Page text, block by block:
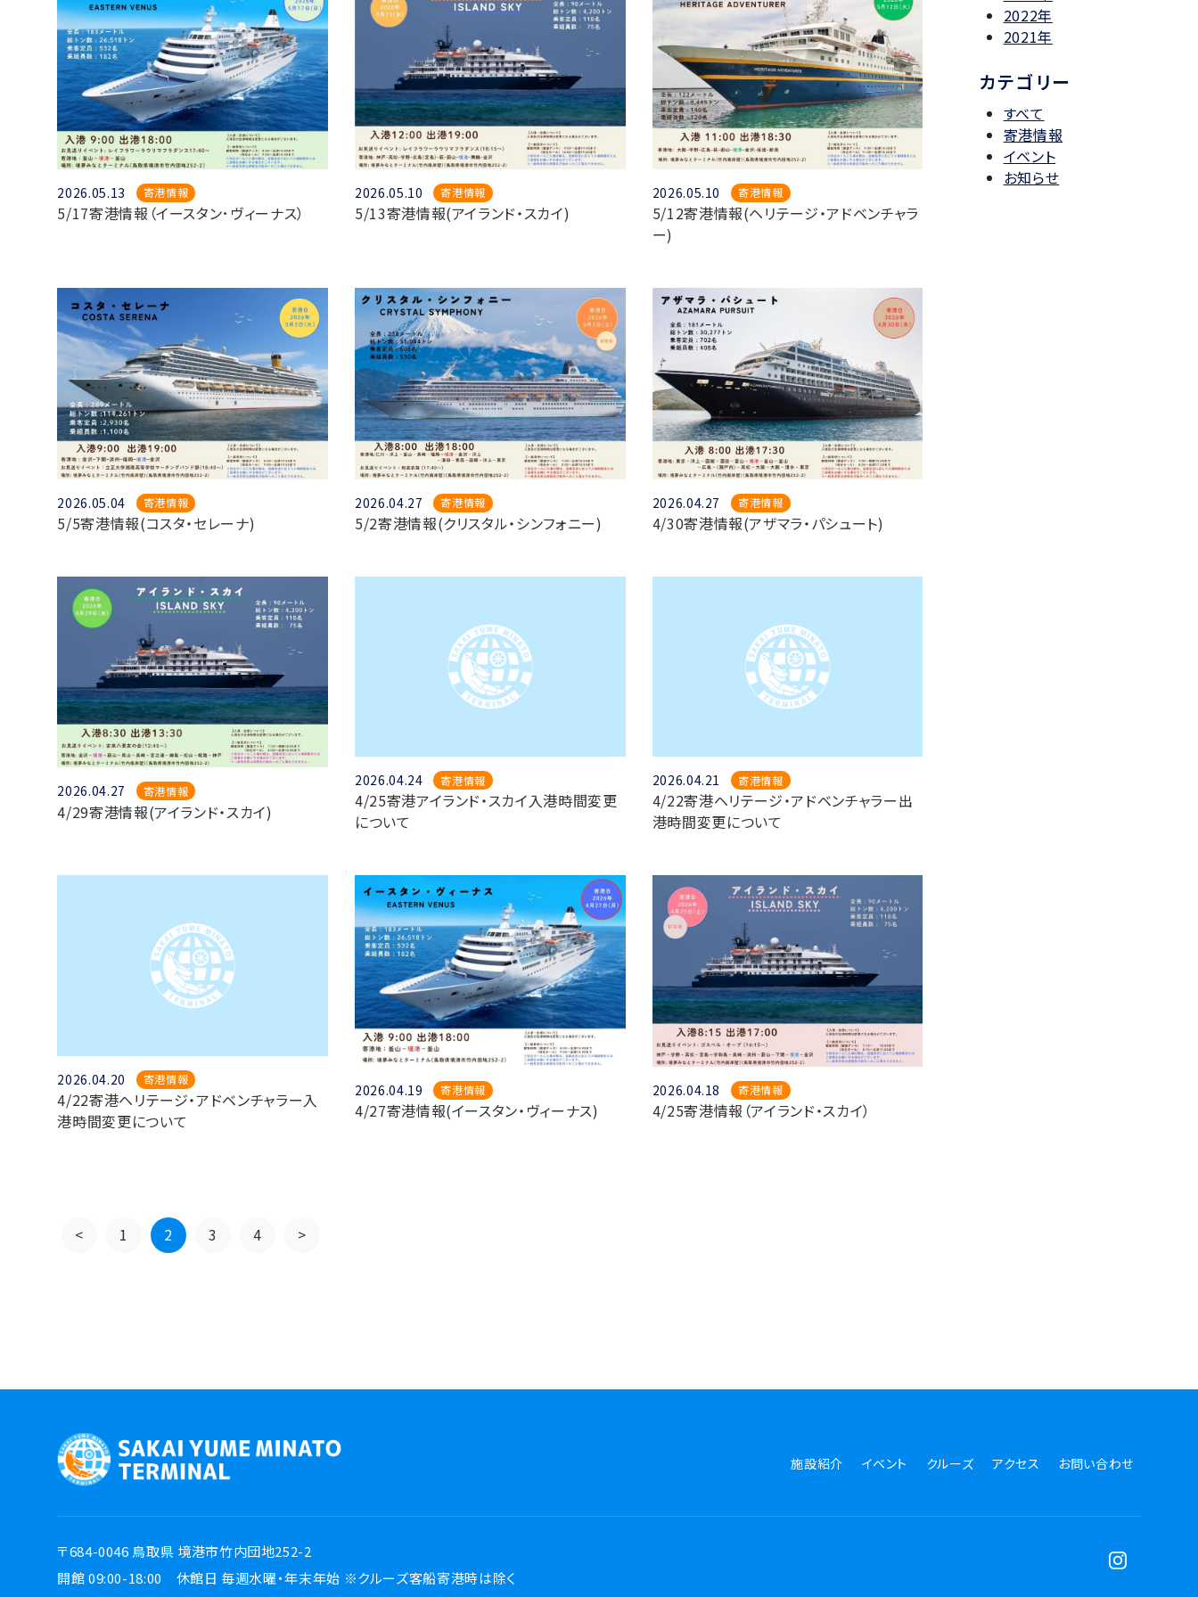
2026.05.13 寄港情報
5/17寄港情報（イースタン･ヴィーナス）
2026.05.10 寄港情報
5/13寄港情報(アイランド・スカイ)
2026.05.10 寄港情報
5/12寄港情報(ヘリテージ・アドベンチャラ
ー)
2026.05.04 寄港情報
5/5寄港情報(コスタ・セレーナ)
2026.04.27 寄港情報
5/2寄港情報(クリスタル・シンフォニー)
2026.04.27 寄港情報
4/30寄港情報(アザマラ・パシュート)
2026.04.27 寄港情報
4/29寄港情報(アイランド・スカイ)
2026.04.24 寄港情報
4/25寄港アイランド・スカイ入港時間変更
について
2026.04.21 寄港情報
4/22寄港ヘリテージ・アドベンチャラー出
港時間変更について
2026.04.20 寄港情報
4/22寄港ヘリテージ・アドベンチャラー入
港時間変更について
2026.04.19 寄港情報
4/27寄港情報(イースタン・ヴィーナス)
2026.04.18 寄港情報
4/25寄港情報（アイランド・スカイ）
< 1 2 3 4 >
2022年
2021年
カテゴリー
すべて
寄港情報
イベント
お知らせ
施設紹介 イベント クルーズ アクセス お問い合わせ
〒684-0046 鳥取県 境港市竹内団地252-2
開館 09:00-18:00 休館日 毎週水曜・年末年始 ※クルーズ客船寄港時は除く